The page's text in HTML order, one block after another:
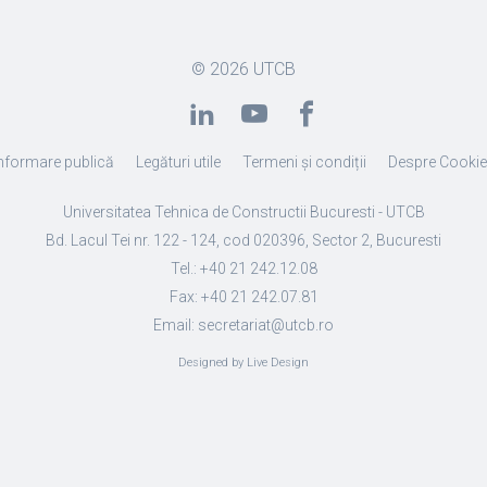
© 2026 UTCB
publică Legături utile Termeni și condiții Despre
Universitatea Tehnica de Constructii Bucuresti - UTCB
Bd. Lacul Tei nr. 122 - 124, cod 020396, Sector 2, Bucuresti
Tel.: +40 21 242.12.08
Fax: +40 21 242.07.81
Email: secretariat@utcb.ro
Designed by Live Design